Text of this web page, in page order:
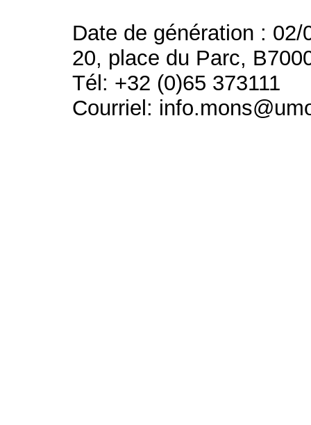
Date de génération : 02/
20, place du Parc,
Tél: +32 (0)65 373111
Courriel: